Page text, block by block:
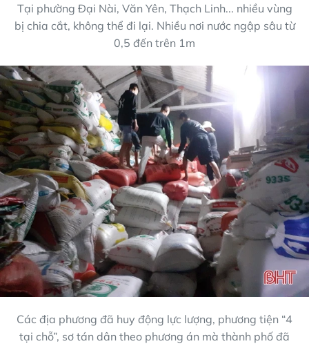
Tại phường Đại Nài, Văn Yên, Thạch Linh... nhiều vùng
bị chia cắt, không thể đi lại. Nhiều nơi nước ngập sâu từ
0,5 đến trên 1m
Các địa phương đã huy động lực lượng, phương tiện “4
tại chỗ”, sơ tán dân theo phương án mà thành phố đã